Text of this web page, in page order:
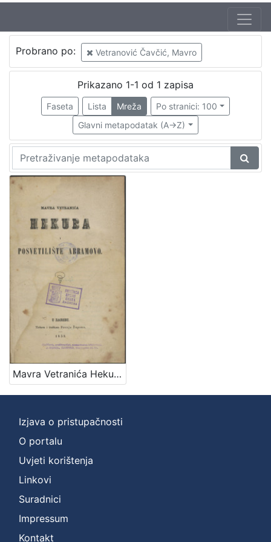
Probrano po: Vetranović Čavčić, Mavro
Prikazano 1-1 od 1 zapisa
Faseta Lista Mreža
Po stranici: 100
Glavni metapodatak (A->Z)
Mavra Vetranića Hekuba i Posvetilište Abramovo
Izjava o pristupačnosti
O portalu
Uvjeti korištenja
Linkovi
Suradnici
Impressum
Kontakt